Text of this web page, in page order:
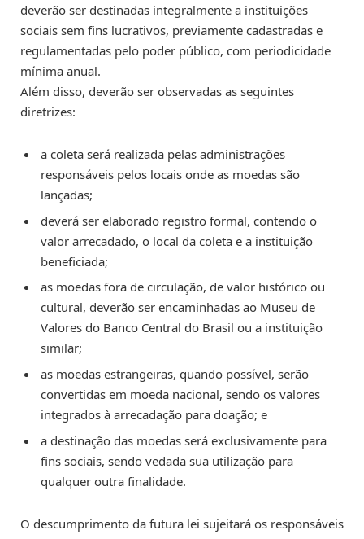
deverão ser destinadas integralmente a instituições
sociais sem fins lucrativos, previamente cadastradas e
regulamentadas pelo poder público, com periodicidade
mínima anual.
Além disso, deverão ser observadas as seguintes
diretrizes:
a coleta será realizada pelas administrações
responsáveis pelos locais onde as moedas são
lançadas;
deverá ser elaborado registro formal, contendo o
valor arrecadado, o local da coleta e a instituição
beneficiada;
as moedas fora de circulação, de valor histórico ou
cultural, deverão ser encaminhadas ao Museu de
Valores do Banco Central do Brasil ou a instituição
similar;
as moedas estrangeiras, quando possível, serão
convertidas em moeda nacional, sendo os valores
integrados à arrecadação para doação; e
a destinação das moedas será exclusivamente para
fins sociais, sendo vedada sua utilização para
qualquer outra finalidade.
O descumprimento da futura lei sujeitará os responsáveis